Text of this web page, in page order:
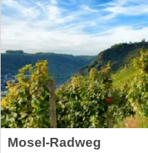
Mosel-Radweg